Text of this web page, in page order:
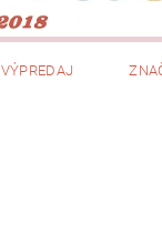
VÝPREDAJ